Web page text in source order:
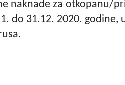
naknade za otkopanu/
do 31.12. 2020. godine,